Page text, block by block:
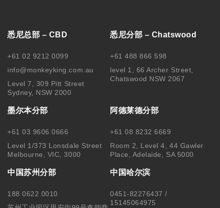
悉尼总部 – CBD
+61 02 9212 0099
info@monkeyking.com.au
Level 7, 309 Pitt Street
Sydney, NSW 2000
悉尼分部 – Chatswood
+61 488 866 598
level 1, 66 Archer Street,
Chatswood NSW 2067
墨尔本分部
+61 03 9606 0666
Level 1/373 Lonsdale Street
Melbourne, VIC, 3000
阿德莱德分部
+61 08 8232 6669
Room 2, Level 4, 44 Gawler
Place, Adelaide, SA 5000
中国苏州分部
188 0622 0010
中国哈尔滨
0451-82276437 /
15145064975